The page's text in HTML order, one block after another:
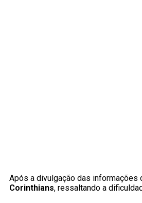
Após a divulgação das informações
Corinthians, ressaltando a